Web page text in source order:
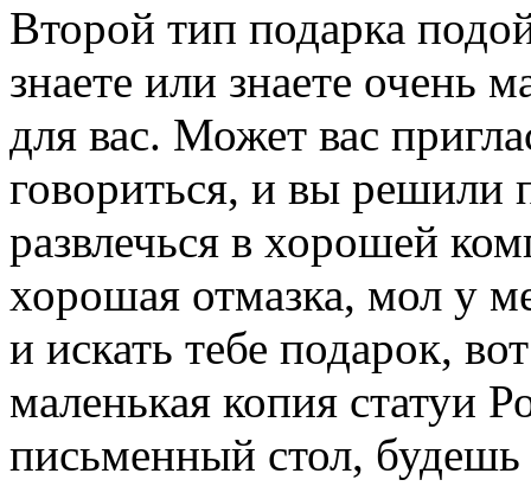
Второй тип подарка
знаете или знаете очень
для вас. Может вас
говориться, и вы
развлечься в хорошей
хорошая отмазка, мол у
и искать тебе подарок,
маленькая копия статуи
письменный стол,